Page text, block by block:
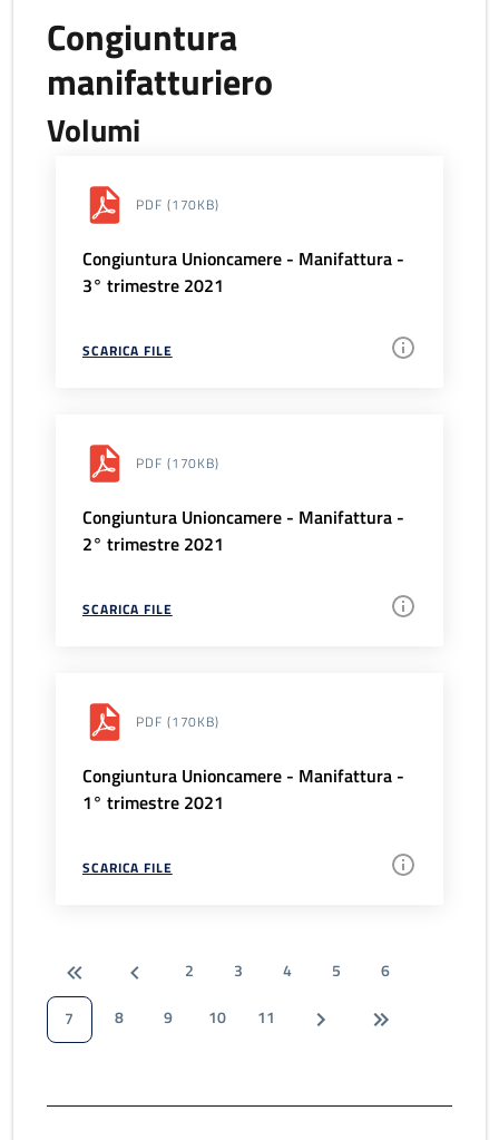
Congiuntura
manifatturiero
Volumi
PDF (170KB)
Congiuntura Unioncamere - Manifattura -
3° trimestre 2021
SCARICA FILE
PDF (170KB)
Congiuntura Unioncamere - Manifattura -
2° trimestre 2021
SCARICA FILE
PDF (170KB)
Congiuntura Unioncamere - Manifattura -
1° trimestre 2021
SCARICA FILE
2 3 4 5
6
7
8 9 10 11